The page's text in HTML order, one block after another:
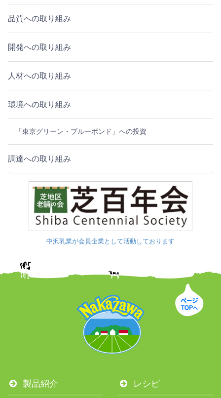
品質への取り組み
開発への取り組み
人材への取り組み
環境への取り組み
「東京グリーン・ブルーボンド」への投資
調達への取り組み
中沢乳業が会員企業として活動しております
製品紹介 レシピ